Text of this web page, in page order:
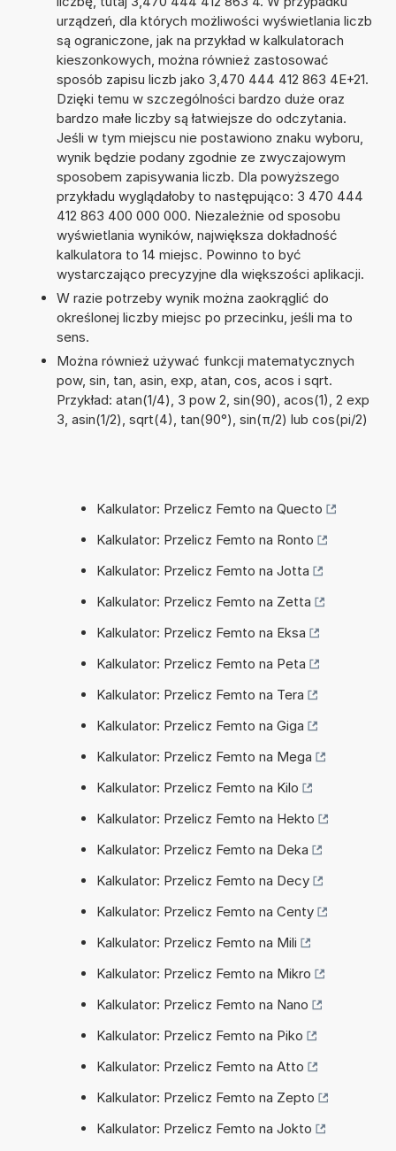
urządzeń, dla których możliwości wyświetlania liczb
są ograniczone, jak na przykład w kalkulatorach
kieszonkowych, można również zastosować
sposób zapisu liczb jako 3,470 444 412 863 4E+21.
Dzięki temu w szczególności bardzo duże oraz
bardzo małe liczby są łatwiejsze do odczytania.
Jeśli w tym miejscu nie postawiono znaku wyboru,
wynik będzie podany zgodnie ze zwyczajowym
sposobem zapisywania liczb. Dla powyższego
przykładu wyglądałoby to następująco: 3 470 444
412 863 400 000 000. Niezależnie od sposobu
wyświetlania wyników, największa dokładność
kalkulatora to 14 miejsc. Powinno to być
wystarczająco precyzyjne dla większości aplikacji.
W razie potrzeby wynik można zaokrąglić do
określonej liczby miejsc po przecinku, jeśli ma to
sens.
Można również używać funkcji matematycznych
pow, sin, tan, asin, exp, atan, cos, acos i sqrt.
Przykład: atan(1/4), 3 pow 2, sin(90), acos(1), 2 exp
3, asin(1/2), sqrt(4), tan(90°), sin(π/2) lub cos(pi/2)
Kalkulator: Przelicz Femto na Quecto
Kalkulator: Przelicz Femto na Ronto
Kalkulator: Przelicz Femto na Jotta
Kalkulator: Przelicz Femto na Zetta
Kalkulator: Przelicz Femto na Eksa
Kalkulator: Przelicz Femto na Peta
Kalkulator: Przelicz Femto na Tera
Kalkulator: Przelicz Femto na Giga
Kalkulator: Przelicz Femto na Mega
Kalkulator: Przelicz Femto na Kilo
Kalkulator: Przelicz Femto na Hekto
Kalkulator: Przelicz Femto na Deka
Kalkulator: Przelicz Femto na Decy
Kalkulator: Przelicz Femto na Centy
Kalkulator: Przelicz Femto na Mili
Kalkulator: Przelicz Femto na Mikro
Kalkulator: Przelicz Femto na Nano
Kalkulator: Przelicz Femto na Piko
Kalkulator: Przelicz Femto na Atto
Kalkulator: Przelicz Femto na Zepto
Kalkulator: Przelicz Femto na Jokto